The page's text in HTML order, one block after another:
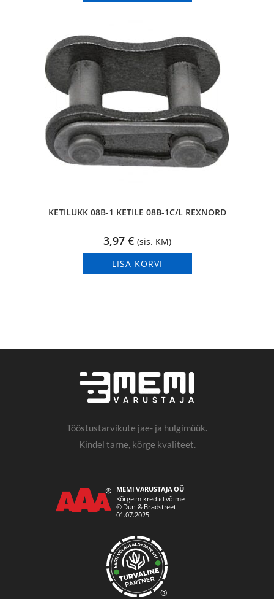
KETILUKK 08B-1 KETILE 08B-1C/L REXNORD
3,97 € (sis. KM)
LISA KORVI
Tööstustarvikute jae- ja hulgimüük.
Kindel tarne, kõrge kvaliteet.
®